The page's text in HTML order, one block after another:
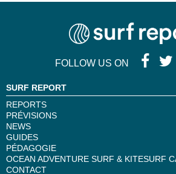
FOLLOW US ON
SURF REPORT
REPORTS
PRÉVISIONS
NEWS
GUIDES
PÉDAGOGIE
OCEAN ADVENTURE SURF & KITESURF
CONTACT